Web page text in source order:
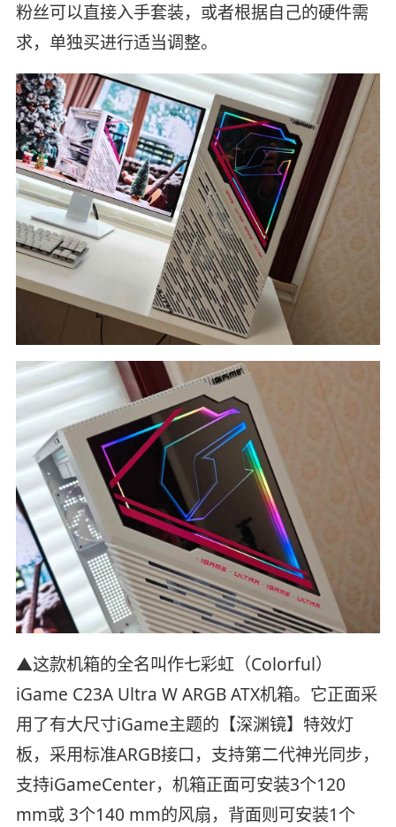
粉丝可以直接入手套装，或者根据自己的硬件需
求，单独买进行适当调整。
▲这款机箱的全名叫作七彩虹（Colorful）
iGame C23A Ultra W ARGB ATX机箱。它正面采
用了有大尺寸iGame主题的【深渊镜】特效灯
板，采用标准ARGB接口，支持第二代神光同步，
支持iGameCenter，机箱正面可安装3个120
mm或 3个140 mm的风扇，背面则可安装1个